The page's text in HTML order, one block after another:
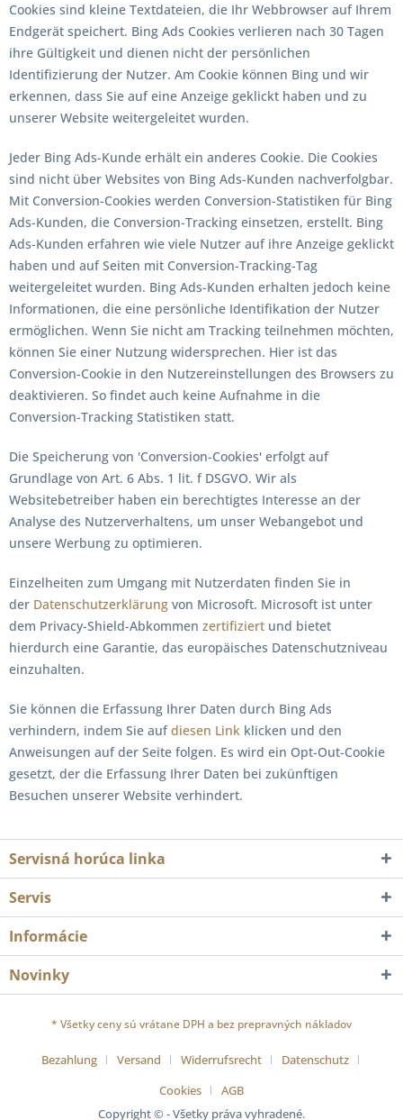
Cookies sind kleine Textdateien, die Ihr Webbrowser auf Ihrem
Endgerät speichert. Bing Ads Cookies verlieren nach 30 Tagen
ihre Gültigkeit und dienen nicht der persönlichen
Identifizierung der Nutzer. Am Cookie können Bing und wir
erkennen, dass Sie auf eine Anzeige geklickt haben und zu
unserer Website weitergeleitet wurden.
Jeder Bing Ads-Kunde erhält ein anderes Cookie. Die Cookies
sind nicht über Websites von Bing Ads-Kunden nachverfolgbar.
Mit Conversion-Cookies werden Conversion-Statistiken für Bing
Ads-Kunden, die Conversion-Tracking einsetzen, erstellt. Bing
Ads-Kunden erfahren wie viele Nutzer auf ihre Anzeige geklickt
haben und auf Seiten mit Conversion-Tracking-Tag
weitergeleitet wurden. Bing Ads-Kunden erhalten jedoch keine
Informationen, die eine persönliche Identifikation der Nutzer
ermöglichen. Wenn Sie nicht am Tracking teilnehmen möchten,
können Sie einer Nutzung widersprechen. Hier ist das
Conversion-Cookie in den Nutzereinstellungen des Browsers zu
deaktivieren. So findet auch keine Aufnahme in die
Conversion-Tracking Statistiken statt.
Die Speicherung von 'Conversion-Cookies' erfolgt auf
Grundlage von Art. 6 Abs. 1 lit. f DSGVO. Wir als
Websitebetreiber haben ein berechtigtes Interesse an der
Analyse des Nutzerverhaltens, um unser Webangebot und
unsere Werbung zu optimieren.
Einzelheiten zum Umgang mit Nutzerdaten finden Sie in
der Datenschutzerklärung von Microsoft. Microsoft ist unter
dem Privacy-Shield-Abkommen zertifiziert und bietet
hierdurch eine Garantie, das europäisches Datenschutzniveau
einzuhalten.
Sie können die Erfassung Ihrer Daten durch Bing Ads
verhindern, indem Sie aufdiesen Link klicken und den
Anweisungen auf der Seite folgen. Es wird ein Opt-Out-Cookie
gesetzt, der die Erfassung Ihrer Daten bei zukünftigen
Besuchen unserer Website verhindert.
Servisná horúca linka
Servis
Informácie
Novinky
* Všetky ceny sú vrátane DPH a bez prepravných nákladov
Bezahlung Versand Widerrufsrecht
Datenschutz
Cookies
AGB
Copyright © - Všetky práva vyhradené.